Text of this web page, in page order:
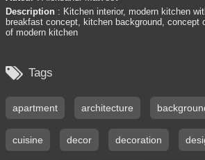
Description : Kitchen interior, modern kitchen
breakfast concept, kitchen background, concept
of modern kitchen
 Tags
apartment architecture
cuisine decor decoration